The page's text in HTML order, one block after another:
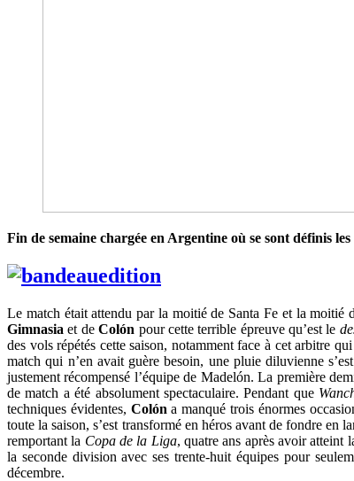
Fin de semaine chargée en Argentine où se sont définis
Le match était attendu par la moitié de Santa Fe et la moitié
Gimnasia et deColón pour cette terrible épreuve qu’est le
des vols répétés cette saison, notamment face à cet arbitre
match qui n’en avait guère besoin, une pluie diluvienne
justement récompensé l’équipe de Madelón. La première
de match a été absolument spectaculaire. Pendant que
techniques évidentes, Colón a manqué trois énormes
toute la saison, s’est transformé en héros avant de fondre en
remportant la Copa de la Liga, quatre ans après avoir atteint
la seconde division avec ses trente-huit équipes pour
décembre.